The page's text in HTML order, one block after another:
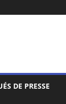
DE PRESSE